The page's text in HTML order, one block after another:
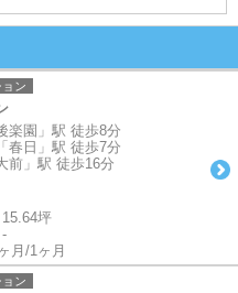
ン
楽園」駅 徒歩8分
春日」駅 徒歩7分
前」駅 徒歩16分
坪
月/1ヶ月
ン